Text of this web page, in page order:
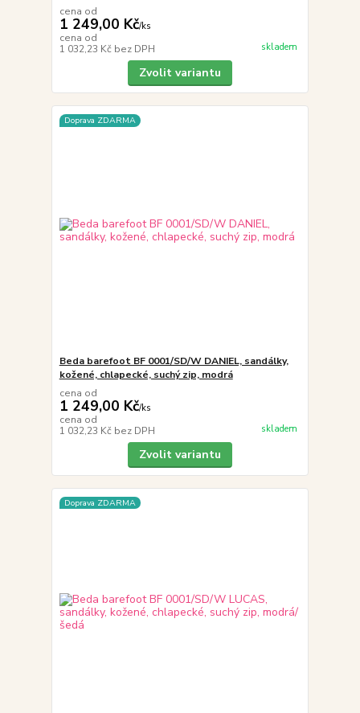
cena od
1 249,00 Kč/ks
cena od
1 032,23 Kč bez DPH skladem
Zvolit variantu
Doprava ZDARMA
Beda barefoot BF 0001/SD/W DANIEL, sandálky,
kožené, chlapecké, suchý zip, modrá
cena od
1 249,00 Kč/ks
cena od
1 032,23 Kč bez DPH skladem
Zvolit variantu
Doprava ZDARMA